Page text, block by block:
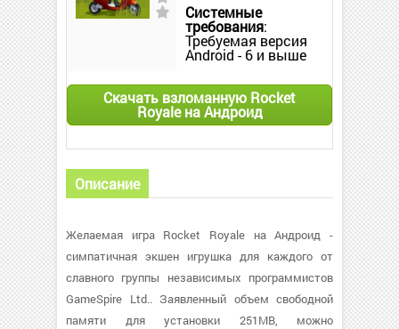
Системные
требования:
Требуемая версия
Android - 6 и выше
Скачать взломанную Rocket
Royale на Андроид
Описание
Желаемая игра Rocket Royale на Андроид -
симпатичная экшен игрушка для каждого от
славного группы независимых программистов
GameSpire Ltd.. Заявленный объем свободной
памяти для установки 251MB, можно